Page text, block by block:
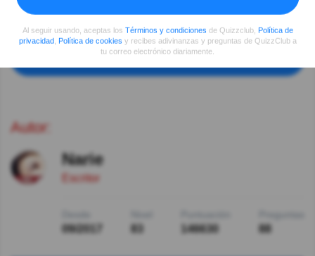
No estoy de acuerdo. El Cronos es el tiempo objetivo y
Ver más comentarios
Autor:
Narie
Escritor
09/2017 83 146630 88
Al seguir usando, aceptas los Términos y condiciones de Quizzclub, Política de
privacidad, Política de cookies y recibes adivinanzas y preguntas de QuizzClub a
tu correo electrónico diariamente.